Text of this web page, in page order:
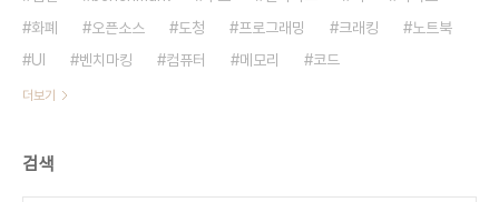
화폐
오픈소스 도청 프로그래밍 크래킹
노트북
UI
벤치마킹 컴퓨터 메모리 코드
더보기
검색